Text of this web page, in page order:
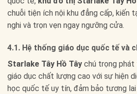
chuỗi tiện ích nội khu đẳng cấp, kiến
nghi và trọn vẹn ngay ngưỡng cửa.
4.1. Hệ thống giáo dục quốc tế và
Starlake Tây Hồ Tây chú trọng
giáo dục chất lượng cao với sự hiện
học quốc tế uy tín, đảm bảo tương